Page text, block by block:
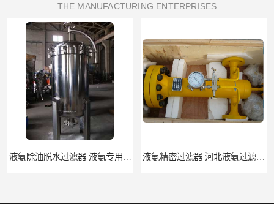
THE MANUFACTURING ENTERPRISES